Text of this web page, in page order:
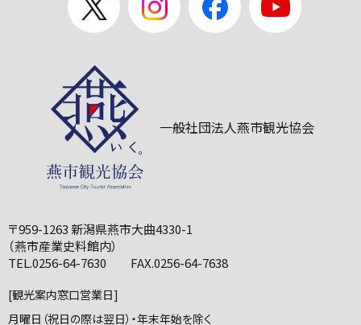
一般社団法人燕市観光協会
〒959-1263 新潟県燕市大曲4330-1
（燕市産業史料館内）
TEL.0256-64-7630 FAX.0256-64-7638
[観光案内窓口営業日]
月曜日（祝日の際は翌日）・年末年始を除く